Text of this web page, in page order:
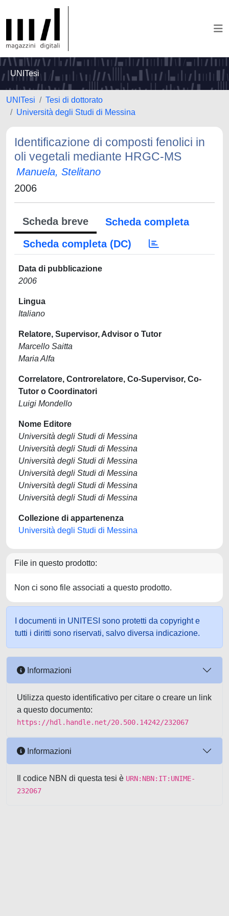
UNITesi
UNITesi
Tesi di dottorato
Università degli Studi di Messina
Identificazione di composti fenolici in
oli vegetali mediante HRGC-MS
Manuela, Stelitano
2006
Scheda breve
Scheda completa
Scheda completa (DC)
Data di pubblicazione
2006
Lingua
Italiano
Relatore, Supervisor, Advisor o Tutor
Marcello Saitta
Maria Alfa
Correlatore, Controrelatore, Co-Supervisor, Co-
Tutor o Coordinatori
Luigi Mondello
Nome Editore
Università degli Studi di Messina
Università degli Studi di Messina
Università degli Studi di Messina
Università degli Studi di Messina
Università degli Studi di Messina
Università degli Studi di Messina
Collezione di appartenenza
Università degli Studi di Messina
File in questo prodotto:
Non ci sono file associati a questo prodotto.
I documenti in UNITESI sono protetti da copyright e
tutti i diritti sono riservati, salvo diversa indicazione.
Informazioni
Utilizza questo identificativo per citare o creare un link
a questo documento:
https://hdl.handle.net/20.500.14242/232067
Informazioni
Il codice NBN di questa tesi è URN:NBN:IT:UNIME-
232067